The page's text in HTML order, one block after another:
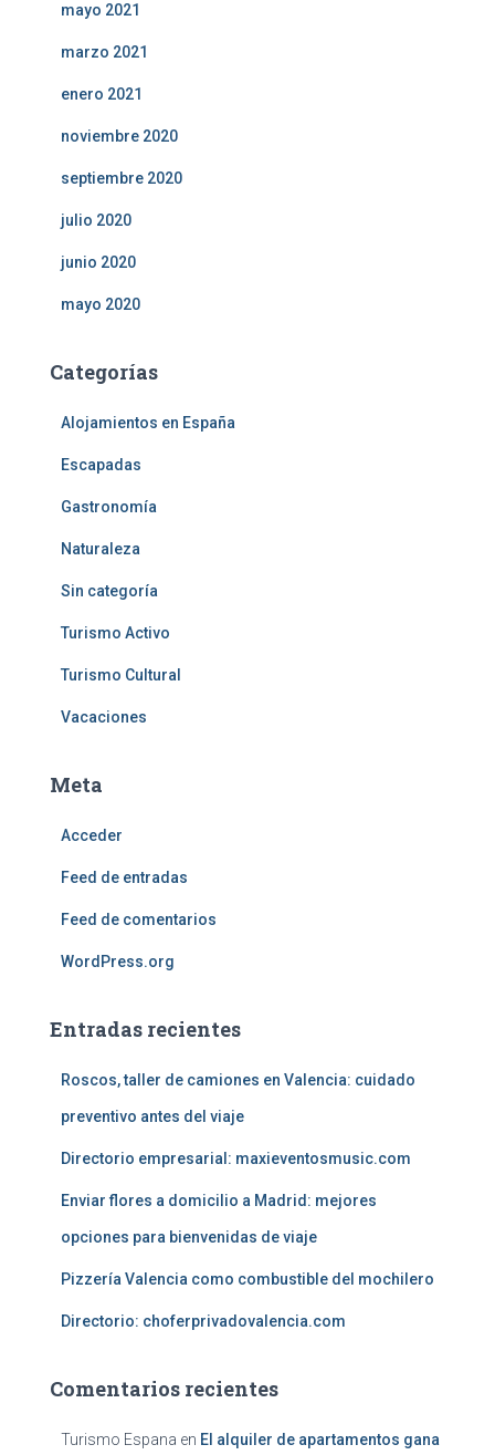
mayo 2021
marzo 2021
enero 2021
noviembre 2020
septiembre 2020
julio 2020
junio 2020
mayo 2020
Categorías
Alojamientos en España
Escapadas
Gastronomía
Naturaleza
Sin categoría
Turismo Activo
Turismo Cultural
Vacaciones
Meta
Acceder
Feed de entradas
Feed de comentarios
WordPress.org
Entradas recientes
Roscos, taller de camiones en Valencia: cuidado
preventivo antes del viaje
Directorio empresarial: maxieventosmusic.com
Enviar flores a domicilio a Madrid: mejores
opciones para bienvenidas de viaje
Pizzería Valencia como combustible del mochilero
Directorio: choferprivadovalencia.com
Comentarios recientes
Turismo Espana en El alquiler de apartamentos gana